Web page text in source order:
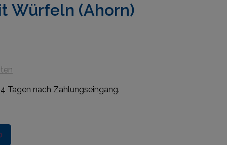
Würfeln (Ahorn)
Tagen nach Zahlungseingang.